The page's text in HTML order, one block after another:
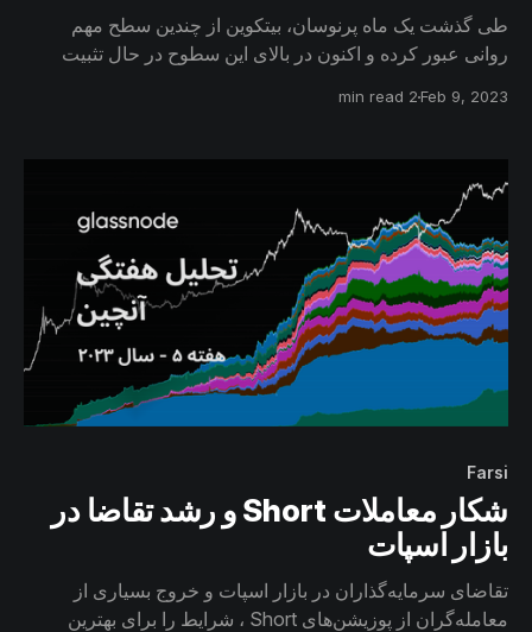
طی گذشت یک ماه پرنوسان، بیتکوین از چندین سطح مهم
روانی عبور کرده و اکنون در بالای این سطوح در حال تثبیت
میانگین در موقعیت‌های سودآور قرار دارند و از این رو، به نظر
Feb 9, 2023
2 min read
Farsi
شکار معاملات Short و رشد تقاضا در
بازار اسپات
تقاضای سرمایه‌گذاران در بازار اسپات و خروج بسیاری از
معامله‌گران از پوزیشن‌های Short ، شرایط را برای بهترین